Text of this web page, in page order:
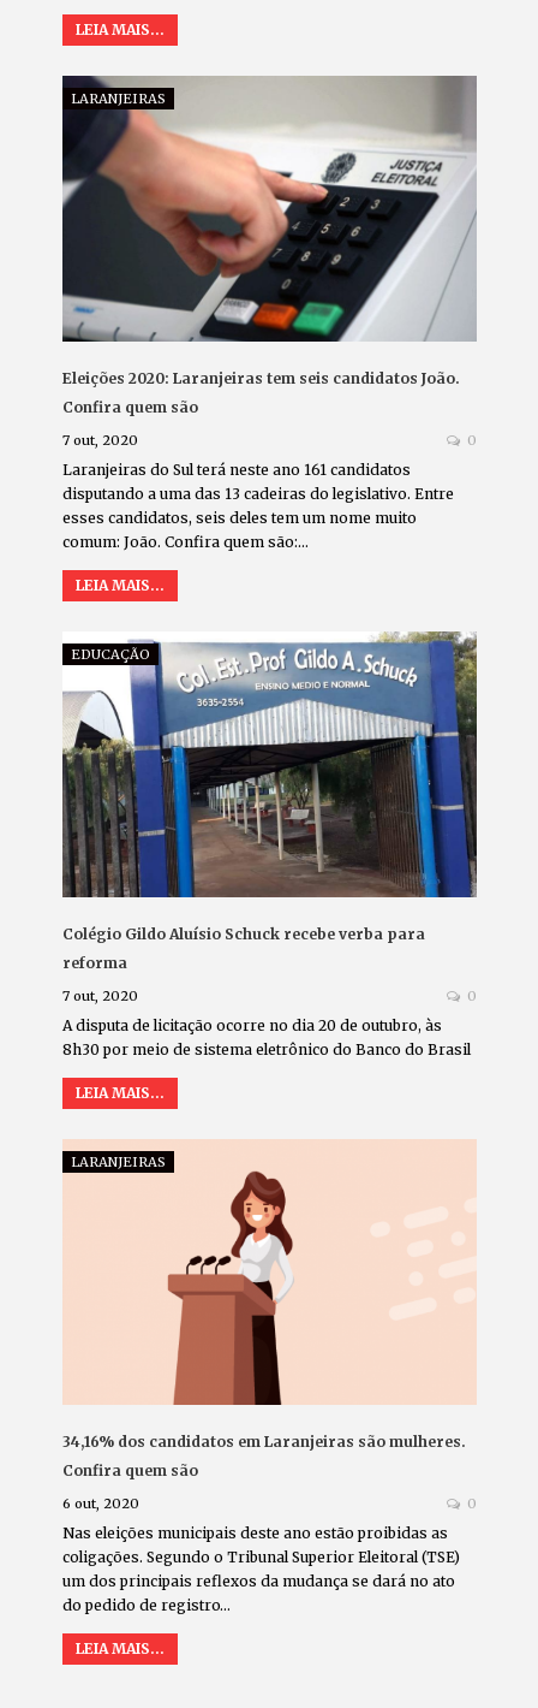
LEIA MAIS...
LARANJEIRAS
Eleições 2020: Laranjeiras tem seis candidatos João.
Confira quem são
7 out, 2020 0
Laranjeiras do Sul terá neste ano 161 candidatos
disputando a uma das 13 cadeiras do legislativo. Entre
esses candidatos, seis deles tem um nome muito
comum: João. Confira quem são:…
LEIA MAIS...
EDUCAÇÃO
Colégio Gildo Aluísio Schuck recebe verba para
reforma
7 out, 2020 0
A disputa de licitação ocorre no dia 20 de outubro, às
8h30 por meio de sistema eletrônico do Banco do Brasil
LEIA MAIS...
LARANJEIRAS
34,16% dos candidatos em Laranjeiras são mulheres.
Confira quem são
6 out, 2020 0
Nas eleições municipais deste ano estão proibidas as
coligações. Segundo o Tribunal Superior Eleitoral (TSE)
um dos principais reflexos da mudança se dará no ato
do pedido de registro…
LEIA MAIS...